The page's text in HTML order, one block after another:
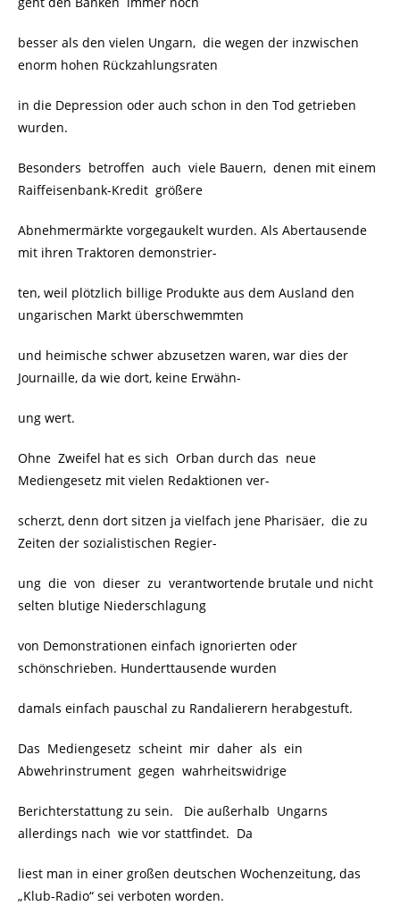
besser als den vielen Ungarn, die wegen der inzwischen
enorm hohen Rückzahlungsraten
in die Depression oder auch schon in den Tod getrieben
wurden.
Besonders betroffen auch viele Bauern, denen mit einem
Raiffeisenbank-Kredit größere
Abnehmermärkte vorgegaukelt wurden. Als Abertausende
mit ihren Traktoren demonstrier-
ten, weil plötzlich billige Produkte aus dem Ausland den
ungarischen Markt überschwemmten
und heimische schwer abzusetzen waren, war dies der
Journaille, da wie dort, keine Erwähn-
ung wert.
Ohne Zweifel hat es sich Orban durch das neue
Mediengesetz mit vielen Redaktionen ver-
scherzt, denn dort sitzen ja vielfach jene Pharisäer, die zu
Zeiten der sozialistischen Regier-
ung die von dieser zu verantwortende brutale und nicht
selten blutige Niederschlagung
von Demonstrationen einfach ignorierten oder
schönschrieben. Hunderttausende wurden
damals einfach pauschal zu Randalierern herabgestuft.
Das Mediengesetz scheint mir daher als ein
Abwehrinstrument gegen wahrheitswidrige
Berichterstattung zu sein. Die außerhalb Ungarns
allerdings nach wie vor stattfindet. Da
liest man in einer großen deutschen Wochenzeitung, das
„Klub-Radio“ sei verboten worden.